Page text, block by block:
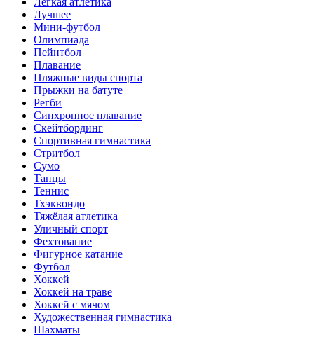
Лучшее
Мини-футбол
Олимпиада
Пейнтбол
Плавание
Пляжные виды спорта
Прыжки на батуте
Регби
Синхронное плавание
Скейтбординг
Спортивная гимнастика
Стритбол
Сумо
Танцы
Теннис
Тхэквондо
Тяжёлая атлетика
Уличный спорт
Фехтование
Фигурное катание
Футбол
Хоккей
Хоккей на траве
Хоккей с мячом
Художественная гимнастика
Шахматы